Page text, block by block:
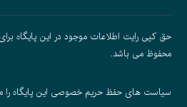
حق کپی رایت اطلاعات موجود در این پایگاه
محفوظ می باشد.
سیاست های حفظ حریم خصوصی این پایگاه